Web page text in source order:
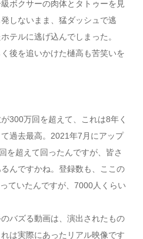
ボクサーの肉体とタトゥーを見
しないまま、猛ダッシュで逃
テルに逃げ込んでしまった。
後を追いかけた樋高も苦笑いを
300万回を超えて、これは8年く
過去最高。2021年7月にアップ
を超えて回ったんですが、皆さ
んですかね。登録数も、ここの
ていたんですが、7000人くらい
バズる動画は、演出されたもの
は実際にあったリアル映像です